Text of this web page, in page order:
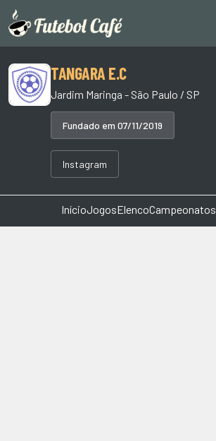
TANGARA E.C
Jardim Maringa - São Paulo / SP
Fundado em 07/11/2019
Instagram
InícioJogosElencoCampeonatos